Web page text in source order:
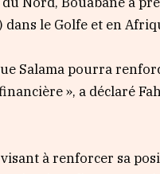
le Golfe et en
Salama pourra
», a déclaré
à renforcer sa